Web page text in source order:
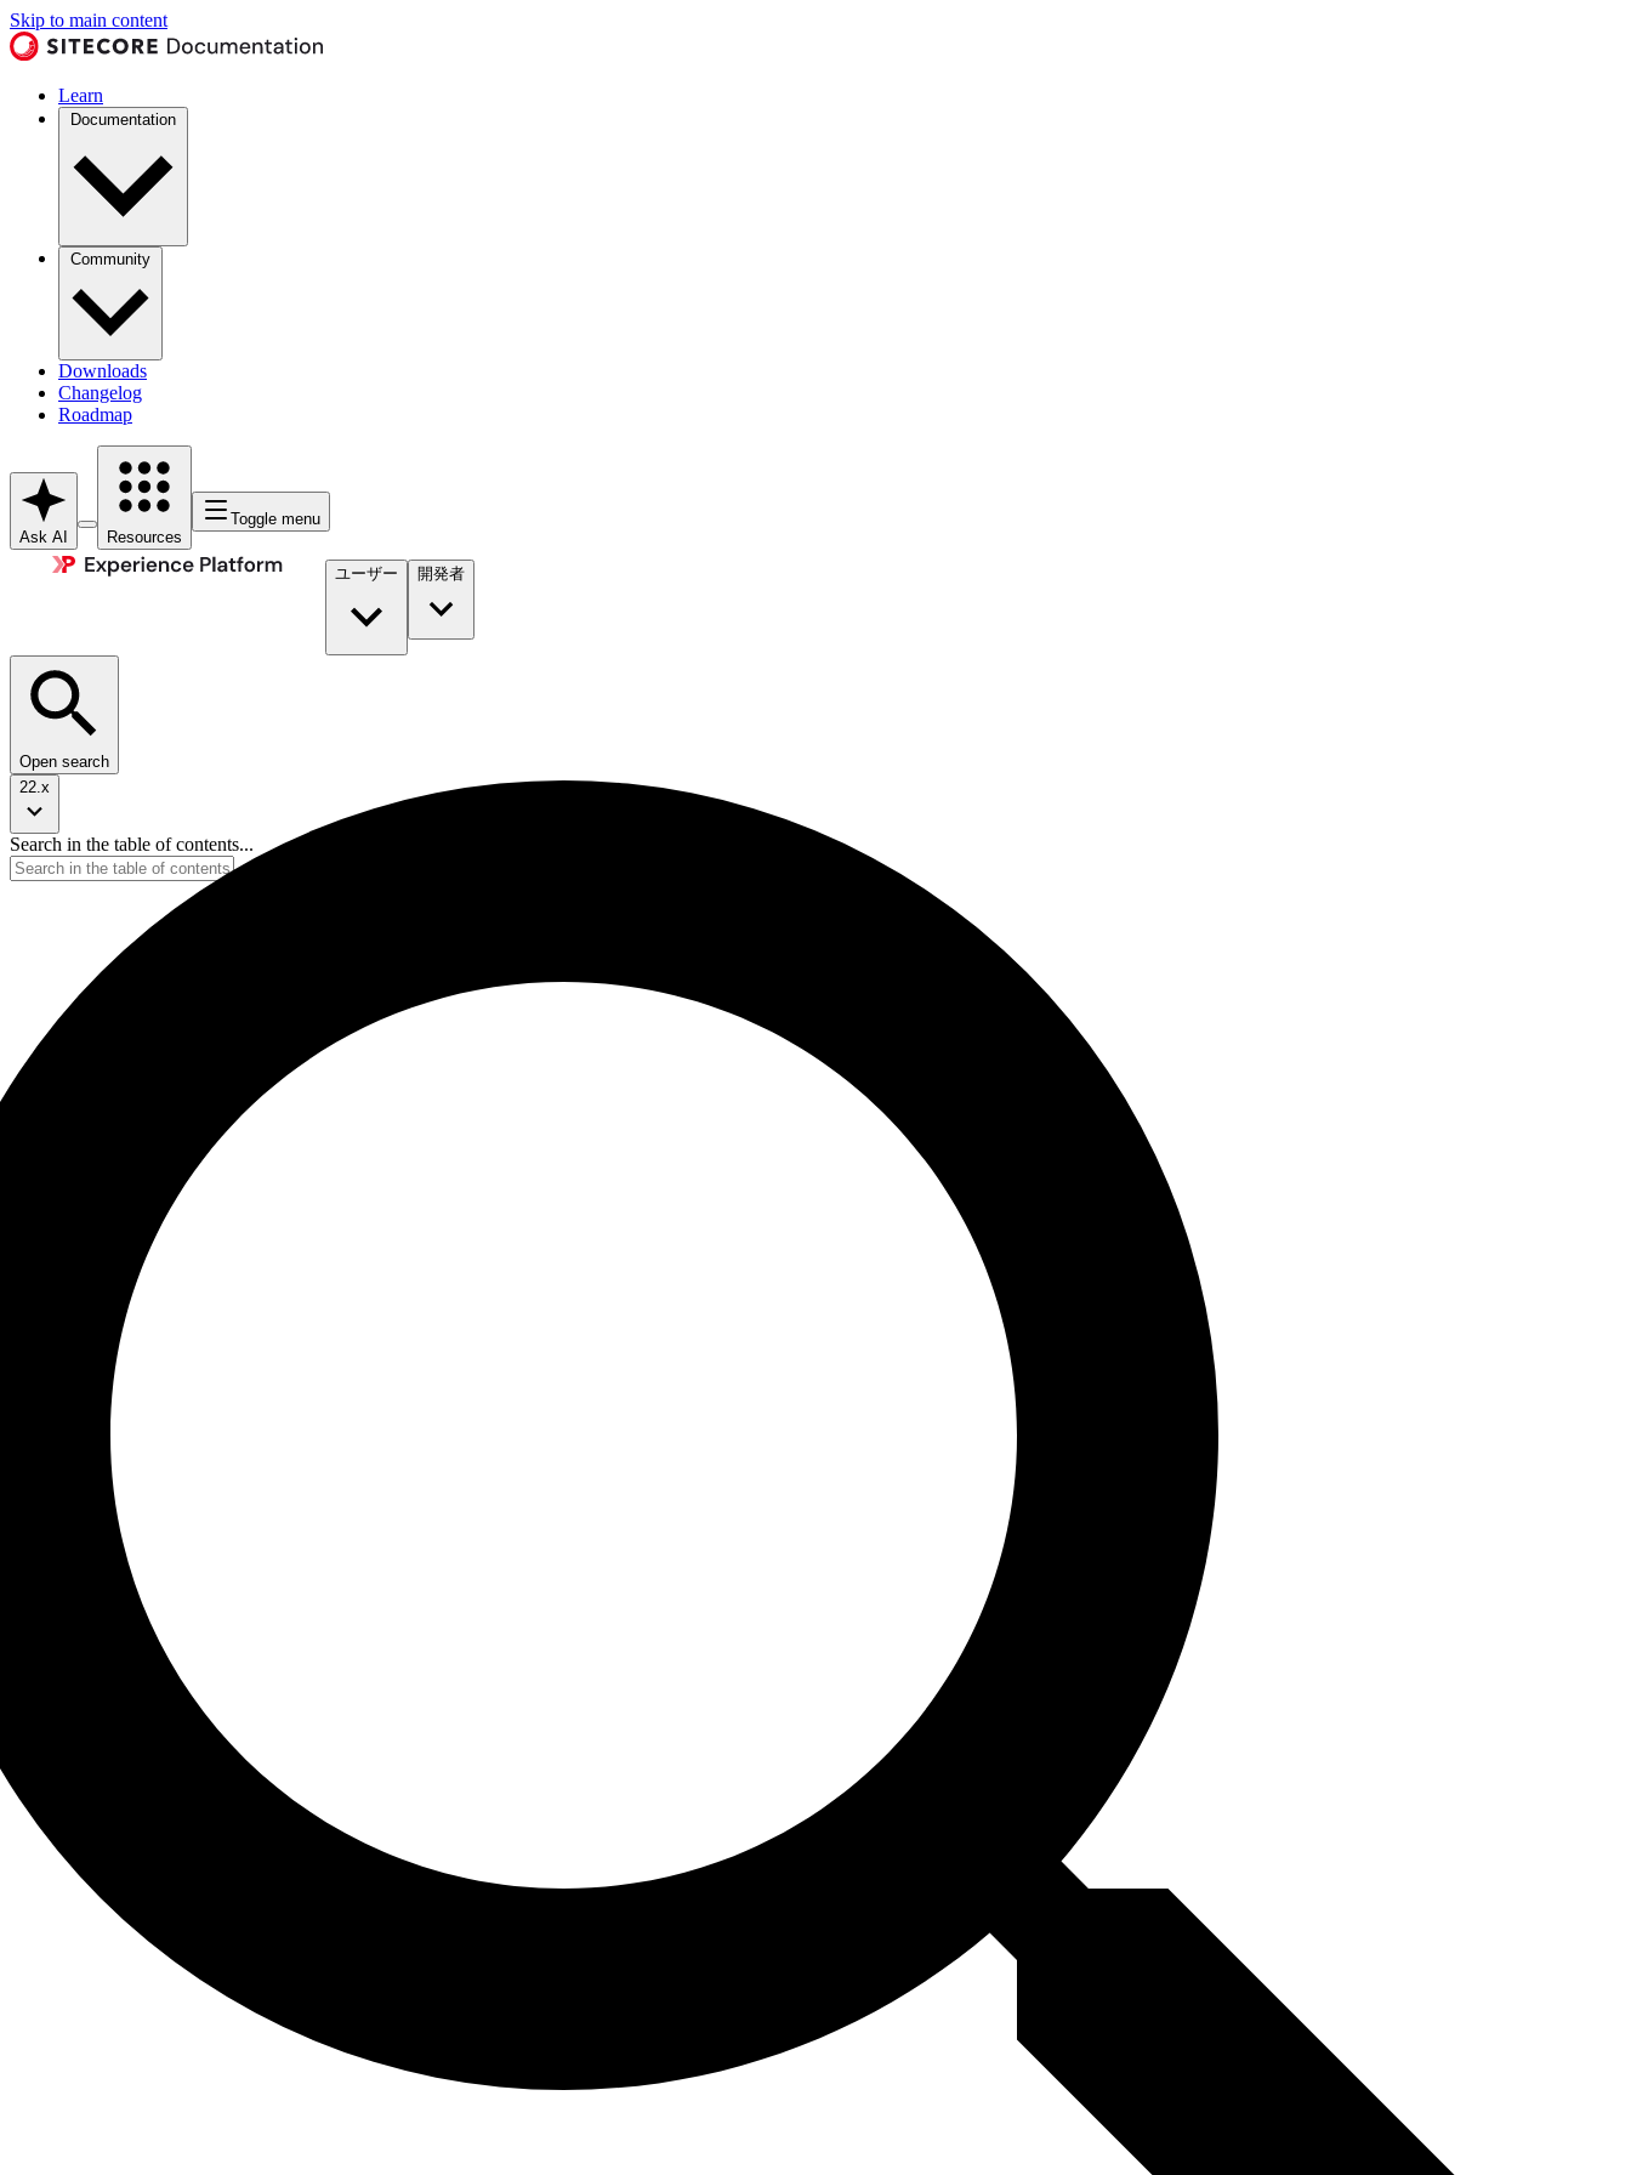
Skip to main content
Learn
Documentation
Community
Downloads
Changelog
Roadmap
Ask AI Resources
Toggle menu
ユーザー 開発者​
Open search
22.x
Search in the table of contents...